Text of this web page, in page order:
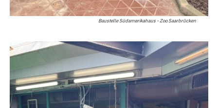
Baustelle Südamerikahaus - Zoo Saarbrücken